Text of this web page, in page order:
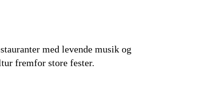
med levende musik og
fremfor store fester.